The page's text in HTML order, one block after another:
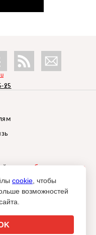
25
проектбрендингового
допустимо только при
cookie , чтобы
возможностей